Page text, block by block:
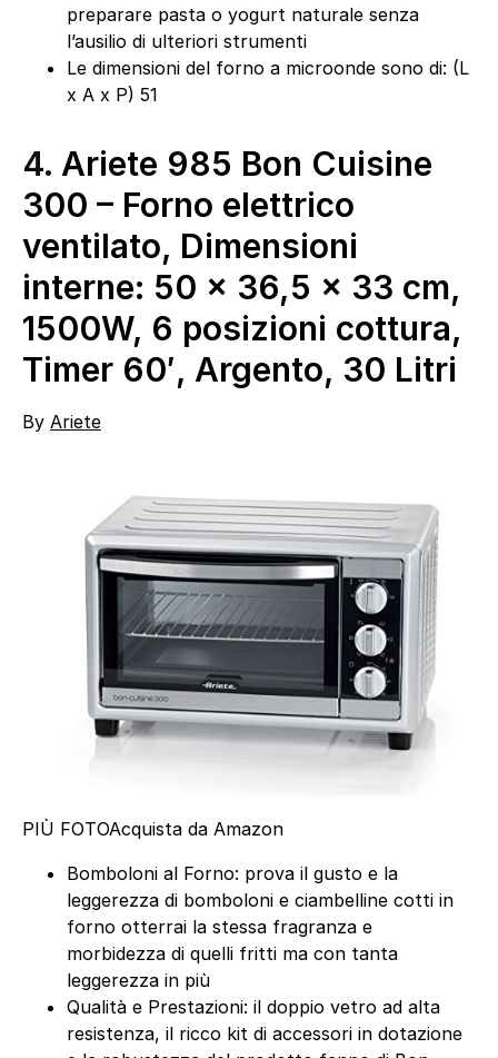
preparare pasta o yogurt naturale senza
l’ausilio di ulteriori strumenti
Le dimensioni del forno a microonde sono di: (L
x A x P) 51
4. Ariete 985 Bon Cuisine
300 – Forno elettrico
ventilato, Dimensioni
interne: 50 x 36,5 x 33 cm,
1500W, 6 posizioni cottura,
Timer 60′, Argento, 30 Litri
By Ariete
PIÙ FOTOAcquista da Amazon
Bomboloni al Forno: prova il gusto e la
leggerezza di bomboloni e ciambelline cotti in
forno otterrai la stessa fragranza e
morbidezza di quelli fritti ma con tanta
leggerezza in più
Qualità e Prestazioni: il doppio vetro ad alta
resistenza, il ricco kit di accessori in dotazione